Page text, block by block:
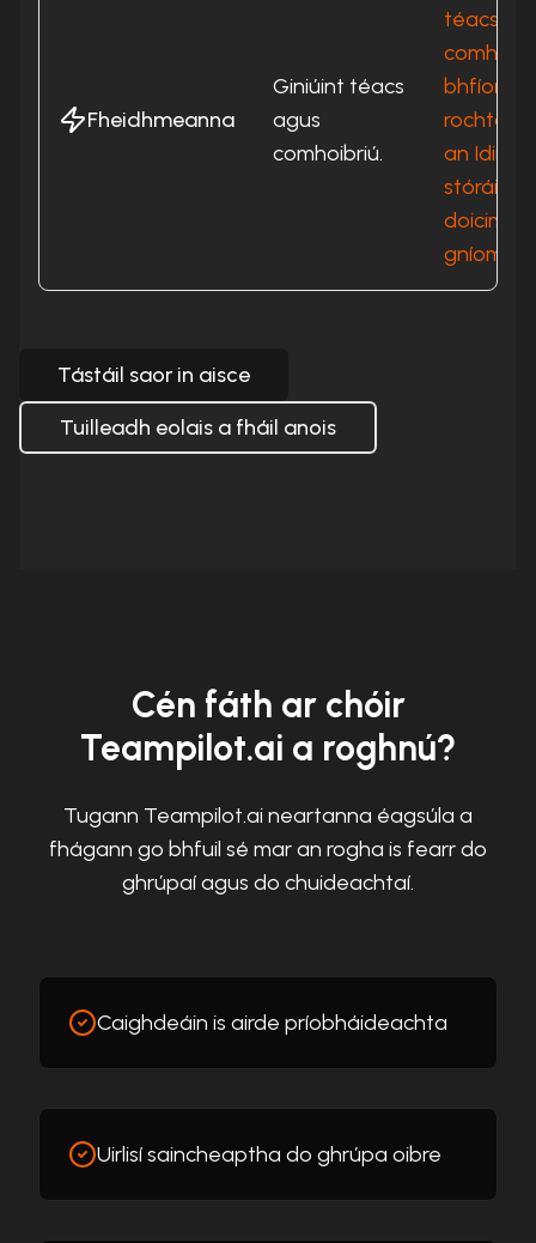
Fheidhmeanna
Giniúint téacs
agus
comhoibriú.
téacs,
bhfíor-
rochtain
an
stóráil
Tástáil saor in aisce
Tuilleadh eolais a fháil anois
Cén fáth ar chóir
Teampilot.ai a roghnú?
Tugann Teampilot.ai neartanna éagsúla a
fhágann go bhfuil sé mar an rogha is fearr do
ghrúpaí agus do chuideachtaí.
Caighdeáin is airde príobháideachta
Uirlisí saincheaptha do ghrúpa oibre